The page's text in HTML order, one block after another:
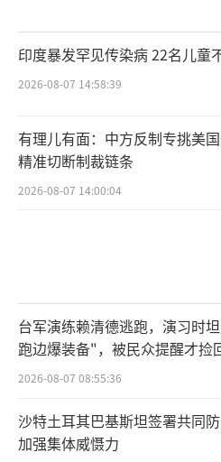
印度暴发罕见传染病 22名儿童
2026-08-07 14:58:39
有理儿有面：中方反制专挑美
精准切断制裁链条
2026-08-07 14:00:04
台军演练赖清德逃跑，演习时
跑边爆装备"，被民众提醒才捡
习状况频出引发关注
2026-08-07 08:55:36
沙特土耳其巴基斯坦签署共同
加强集体威慑力